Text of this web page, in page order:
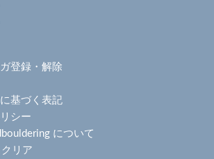
登録・解除
基づく表記
シー
について
リア